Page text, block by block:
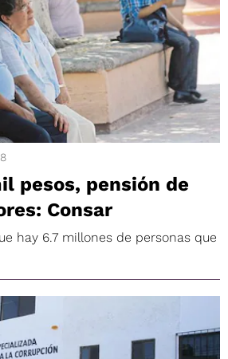
pesos, pensión de
Consar
hay 6.7 millones de personas que